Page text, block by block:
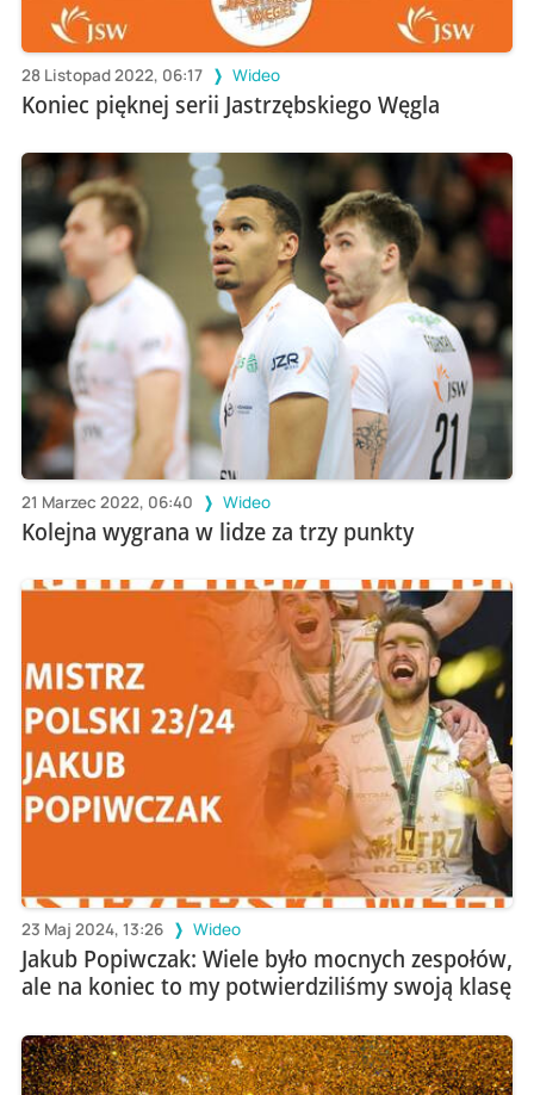
28 Listopad 2022, 06:17 Wideo
Koniec pięknej serii Jastrzębskiego Węgla
21 Marzec 2022, 06:40 Wideo
Kolejna wygrana w lidze za trzy punkty
23 Maj 2024, 13:26 Wideo
Jakub Popiwczak: Wiele było mocnych zespołów,
ale na koniec to my potwierdziliśmy swoją klasę